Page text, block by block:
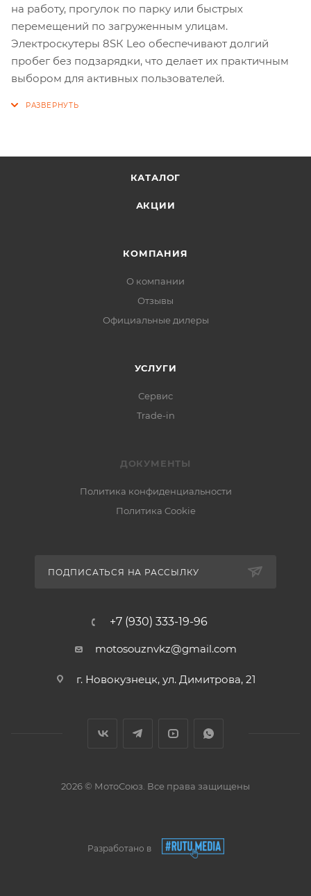
на работу, прогулок по парку или быстрых
перемещений по загруженным улицам.
Электроскутеры 8SК Lео обеспечивают долгий
пробег без подзарядки, что делает их практичным
выбором для активных пользователей.
КАТАЛОГ
АКЦИИ
КОМПАНИЯ
О компании
Отзывы
Официальные дилеры
УСЛУГИ
Сервис
Trade-in
ДОКУМЕНТЫ
Политика конфиденциальности
Политика Cookie
ПОДПИСАТЬСЯ НА РАССЫЛКУ
+7 (930) 333-19-96
motosouznvkz@gmail.com
г. Новокузнецк, ул. Димитрова, 21
2026 © МотоСоюз. Все права защищены
Разработано в